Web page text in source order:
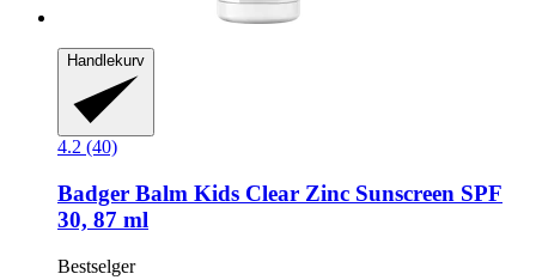
Handlekurv
4.2 (40)
Badger Balm Kids Clear Zinc Sunscreen SPF
30, 87 ml
Bestselger